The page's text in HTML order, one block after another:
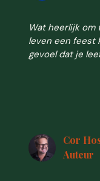
Wat heerlijk om
leven een feest
gevoel dat je
Cor
Auteur